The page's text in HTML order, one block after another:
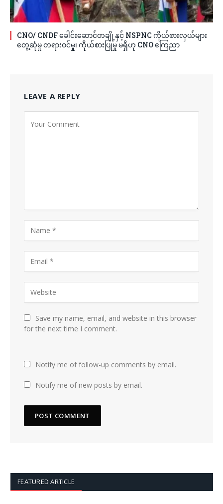
CNO/ CNDF ခေါင်းဆောင်တချို့နှင့် NSPNC ကိုယ်စားလှယ်များ
တွေ့ဆုံမှု တရားဝင်မှု၊ ကိုယ်စားပြုမှု မရှိဟု CNO ကြေညာ
LEAVE A REPLY
Save my name, email, and website in this browser
for the next time I comment.
Notify me of follow-up comments by email.
Notify me of new posts by email.
FEATURED ARTICLE